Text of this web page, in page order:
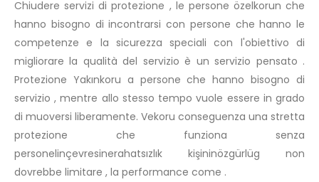
Chiudere servizi di protezione , le persone özelkorun che
hanno bisogno di incontrarsi con persone che hanno le
competenze e la sicurezza speciali con l'obiettivo di
migliorare la qualità del servizio è un servizio pensato .
Protezione Yakınkoru a persone che hanno bisogno di
servizio , mentre allo stesso tempo vuole essere in grado
di muoversi liberamente. Vekoru conseguenza una stretta
protezione che funziona senza
personelinçevresinerahatsızlık kişininözgürlüg non
dovrebbe limitare , la performance come .